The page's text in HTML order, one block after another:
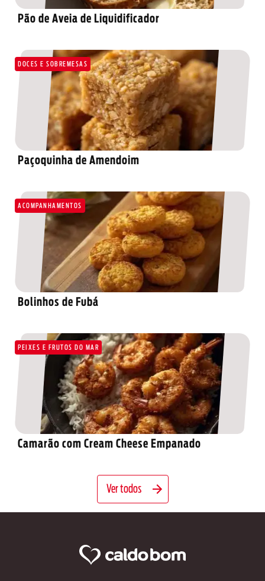
Pão de Aveia de Liquidificador
DOCES E SOBREMESAS
Paçoquinha de Amendoim
ACOMPANHAMENTOS
Bolinhos de Fubá
PEIXES E FRUTOS DO MAR
Camarão com Cream Cheese Empanado
Ver todos